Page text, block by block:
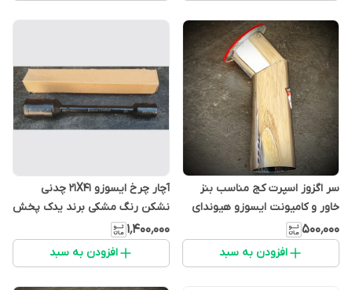
سر اگزوز اسپرت کج مناسب بنز
خاور و کامیونت ایسوزو هیوندای
۵۰۰٬۰۰۰
افزودن به سبد
آچار چرخ ایسوزو 21X41 چدنی
نشکن رنگ مشکی برند یدک پخش
صادراتی
۱٬۴۰۰٬۰۰۰
افزودن به سبد